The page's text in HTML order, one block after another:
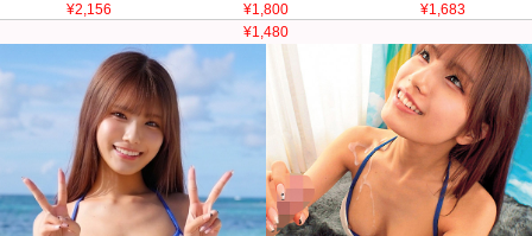
¥2,156 ¥1,800
¥1,683